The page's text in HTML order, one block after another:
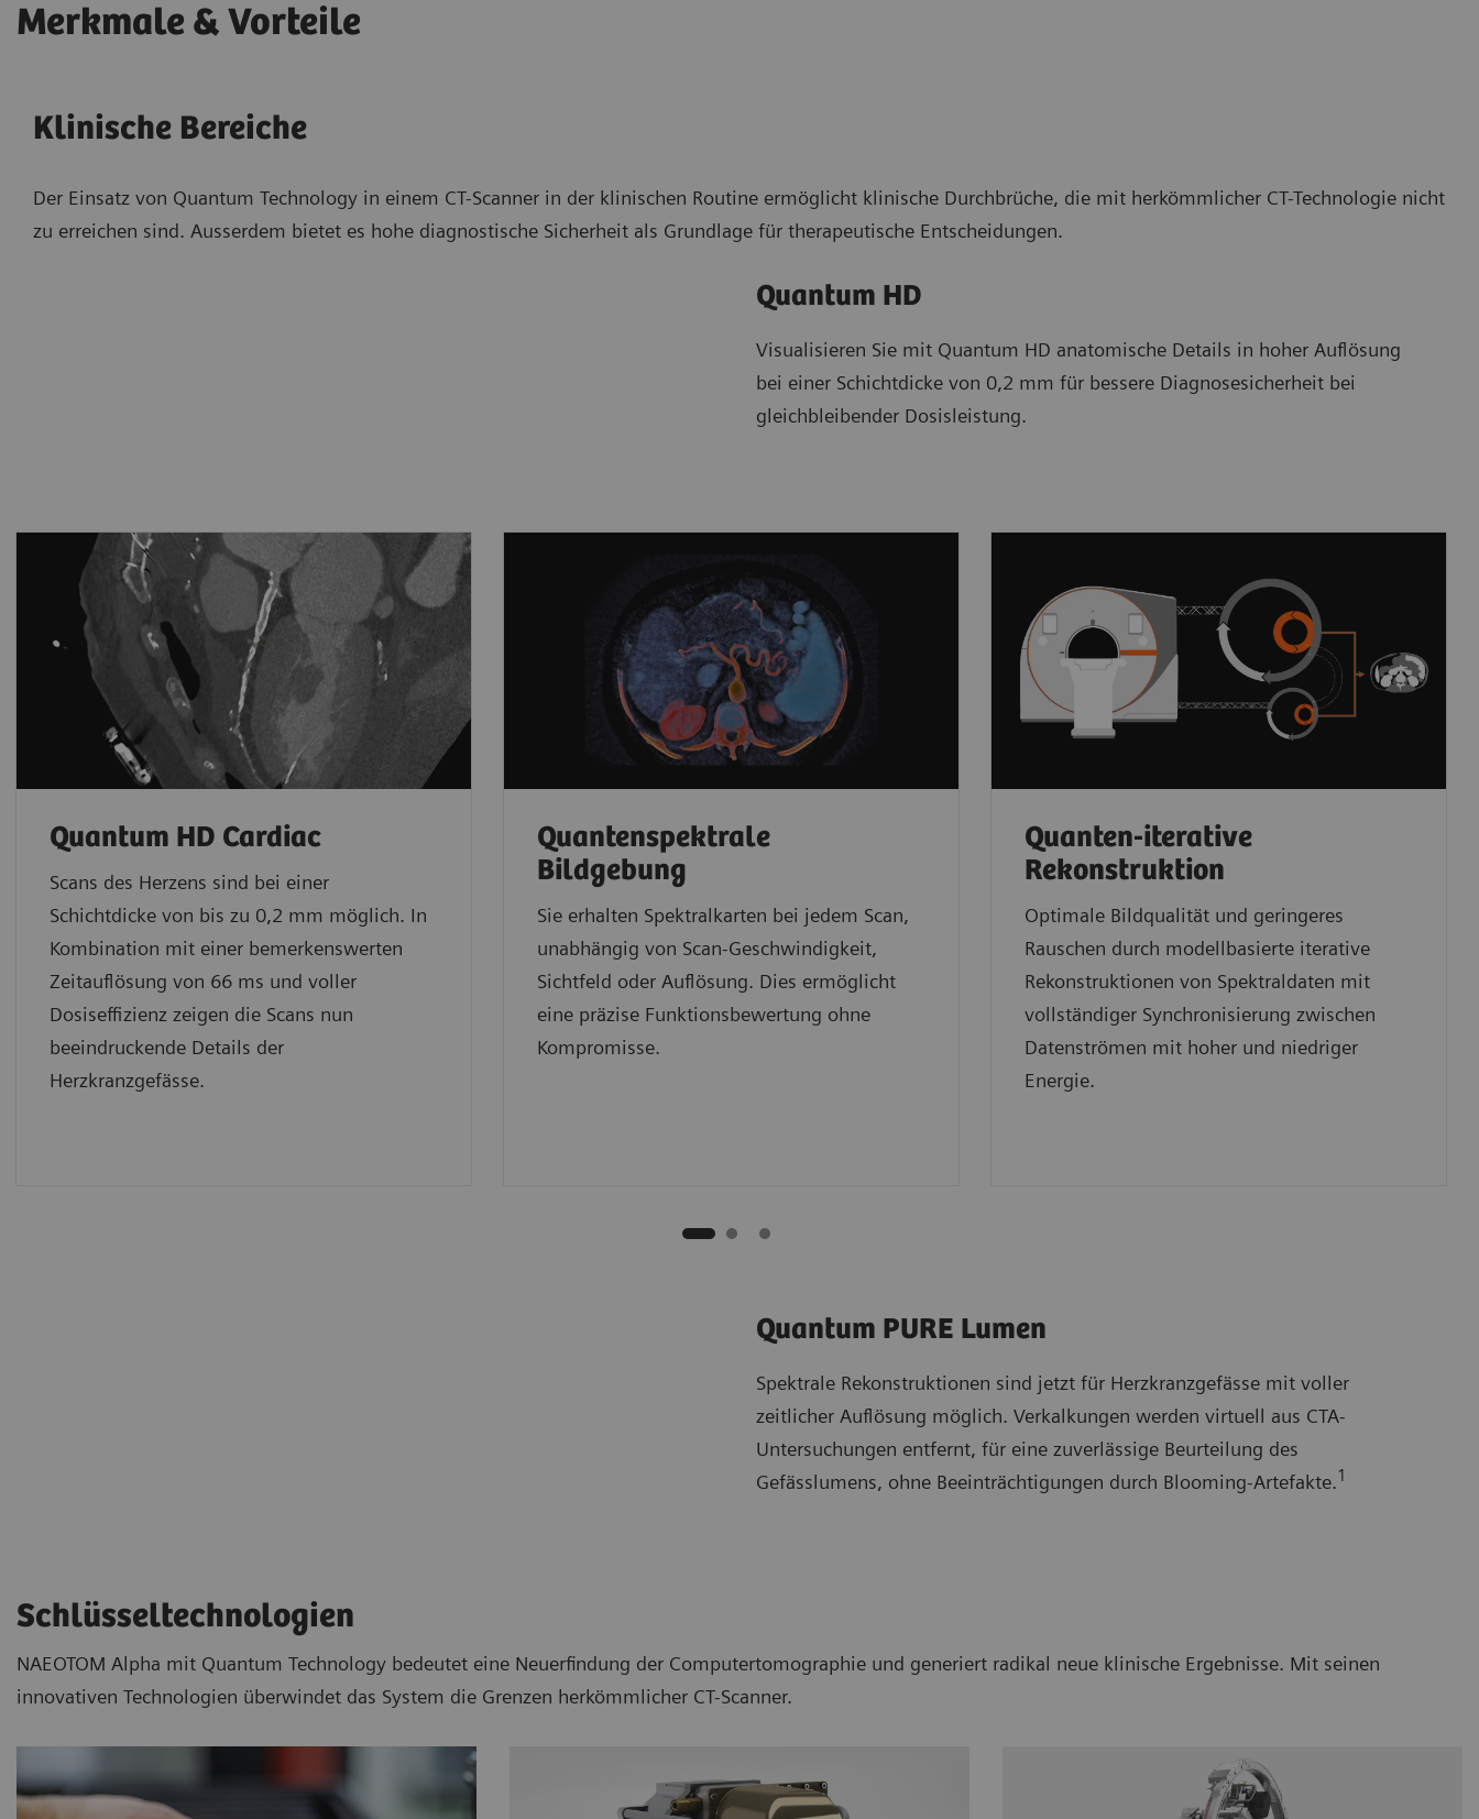
Merkmale & Vorteile
Klinische Bereiche
Der Einsatz von Quantum Technology in einem CT-Scanner in der klinischen Routine ermöglicht klinische Durchbrüche, die mit herkömmlicher CT-Technologie nicht
zu erreichen sind. Ausserdem bietet es hohe diagnostische Sicherheit als Grundlage für therapeutische Entscheidungen.
Quantum HD
Visualisieren Sie mit Quantum HD anatomische Details in hoher Auflösung
bei einer Schichtdicke von 0,2 mm für bessere Diagnosesicherheit bei
gleichbleibender Dosisleistung.
Quantum HD Cardiac
Scans des Herzens sind bei einer
Schichtdicke von bis zu 0,2 mm möglich. In
Kombination mit einer bemerkenswerten
Zeitauflösung von 66 ms und voller
Dosiseffizienz zeigen die Scans nun
beeindruckende Details der
Herzkranzgefässe.
Quantenspektrale
Bildgebung
Sie erhalten Spektralkarten bei jedem Scan,
unabhängig von Scan-Geschwindigkeit,
Sichtfeld oder Auflösung. Dies ermöglicht
eine präzise Funktionsbewertung ohne
Kompromisse.
Quanten-iterative
Rekonstruktion
Optimale Bildqualität und geringeres
Rauschen durch modellbasierte iterative
Rekonstruktionen von Spektraldaten mit
vollständiger Synchronisierung zwischen
Datenströmen mit hoher und niedriger
Energie.
Quantum PURE Lumen
Spektrale Rekonstruktionen sind jetzt für Herzkranzgefässe mit voller
zeitlicher Auflösung möglich. Verkalkungen werden virtuell aus CTA-
Untersuchungen entfernt, für eine zuverlässige Beurteilung des
Gefässlumens, ohne Beeinträchtigungen durch Blooming-Artefakte.1
Schlüsseltechnologien
NAEOTOM Alpha mit Quantum Technology bedeutet eine Neuerfindung der Computertomographie und generiert radikal neue klinische Ergebnisse. Mit seinen
innovativen Technologien überwindet das System die Grenzen herkömmlicher CT-Scanner.